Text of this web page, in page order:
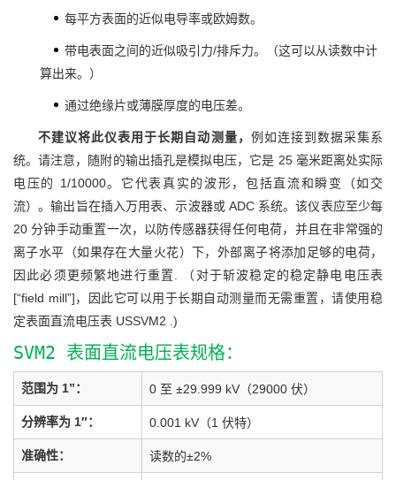
每平方表面的近似电导率或欧姆数。
带电表面之间的近似吸引力/排斥力。（这可以从读数中计
算出来。）
通过绝缘片或薄膜厚度的电压差。
不建议将此仪表用于长期自动测量， 例如连接到数据采集系
统。请注意，随附的输出插孔是模拟电压，它是 25 毫米距离处实际
电压的 1/10000。它代表真实的波形，包括直流和瞬变（如交
流）。输出旨在插入万用表、示波器或 ADC 系统。该仪表应至少每
20 分钟手动重置一次，以防传感器获得任何电荷，并且在非常强的
离子水平（如果存在大量火花）下，外部离子将添加足够的电荷，
因此必须更频繁地进行重置. （对于斩波稳定的稳定静电电压表
[“field mill”]，因此它可以用于长期自动测量而无需重置，请使用稳
定表面直流电压表 USSVM2 .)
SVM2 表面直流电压表规格：
范围为 1”： 0 至 ±29.999 kV（29000 伏）
分辨率为 1″： 0.001 kV（1 伏特）
准确性： 读数的±2%